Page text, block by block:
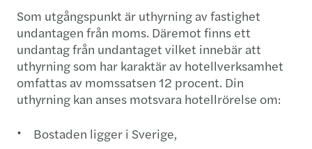
Som utgångspunkt är uthyrning av fastighet
undantagen från moms. Däremot finns ett
undantag från undantaget vilket innebär att
uthyrning som har karaktär av hotellverksamhet
omfattas av momssatsen 12 procent. Din
uthyrning kan anses motsvara hotellrörelse om:
Bostaden ligger i Sverige,